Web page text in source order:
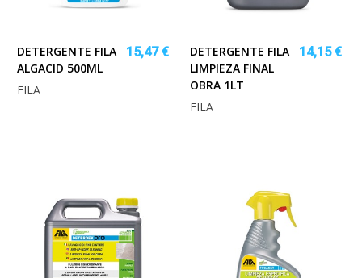
DETERGENTE FILA
ALGACID 500ML
15,47 €
FILA
DETERGENTE FILA
LIMPIEZA FINAL
OBRA 1LT
14,15 €
FILA